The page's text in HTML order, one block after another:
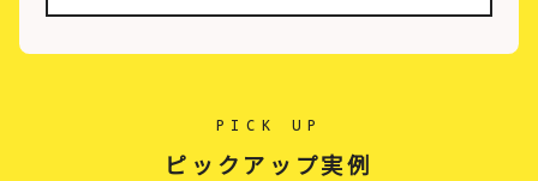
PICK UP
ピックアップ実例